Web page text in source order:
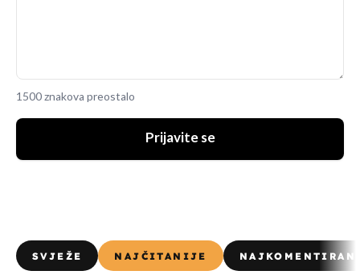
1500 znakova preostalo
Prijavite se
SVJEŽE NAJČITANIJE